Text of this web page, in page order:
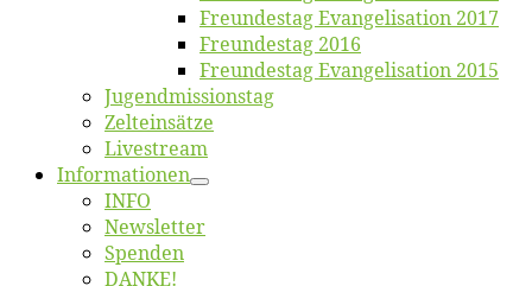
Freun­des­tag Evan­ge­li­sa­ti­on 2017
Freun­des­tag 2016
Freun­des­tag Evan­ge­li­sa­ti­on 2015
Jugend­mis­sions­tag
Zelt­ein­sät­ze
Live­stream
Informatio­nen
INFO
News­let­ter
Spen­den
DANKE!